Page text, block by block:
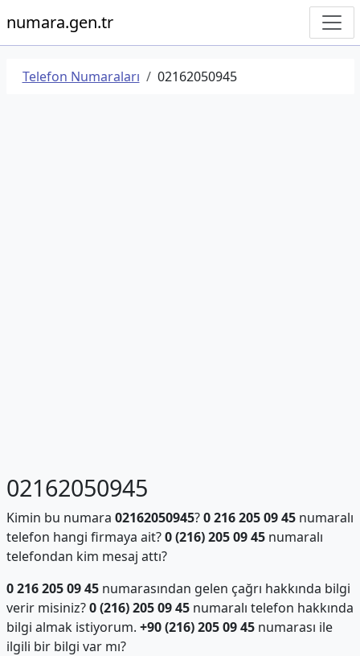
numara.gen.tr
Telefon Numaraları 02162050945
02162050945
Kimin bu numara 02162050945?0 216 205 09 45numaralı
telefon hangi firmaya ait?0 (216) 205 09 45numaralı
telefondan kim mesaj attı?
0 216 205 09 45numarasından gelen çağrı hakkında bilgi
verir misiniz?0 (216) 205 09 45numaralı telefon hakkında
bilgi almak istiyorum. +90 (216) 205 09 45numarası ile
ilgili bir bilgi var mı?